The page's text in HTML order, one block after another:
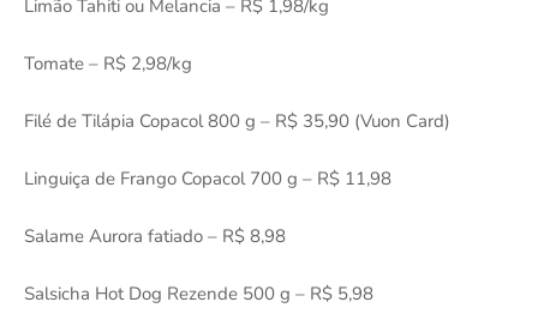
Limão Tahiti ou Melancia – R$ 1,98/kg
Tomate – R$ 2,98/kg
Filé de Tilápia Copacol 800 g – R$ 35,90 (Vuon Card)
Linguiça de Frango Copacol 700 g – R$ 11,98
Salame Aurora fatiado – R$ 8,98
Salsicha Hot Dog Rezende 500 g – R$ 5,98